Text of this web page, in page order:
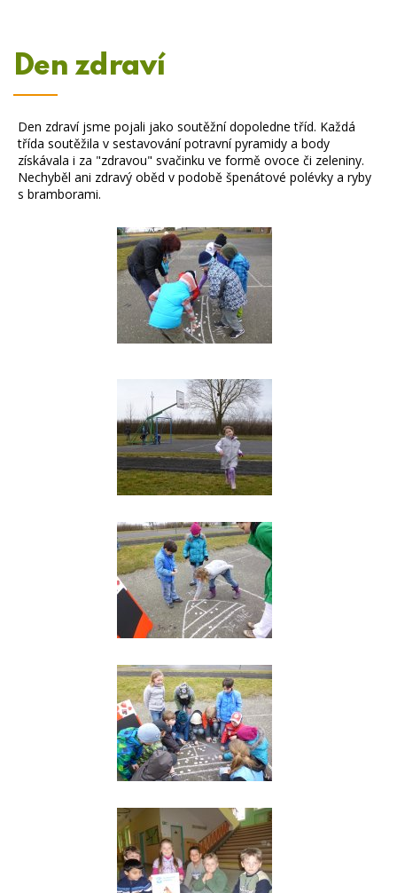
Den zdraví
Den zdraví jsme pojali jako soutěžní dopoledne tříd. Každá
třída soutěžila v sestavování potravní pyramidy a body
získávala i za "zdravou" svačinku ve formě ovoce či zeleniny.
Nechyběl ani zdravý oběd v podobě špenátové polévky a ryby
s bramborami.